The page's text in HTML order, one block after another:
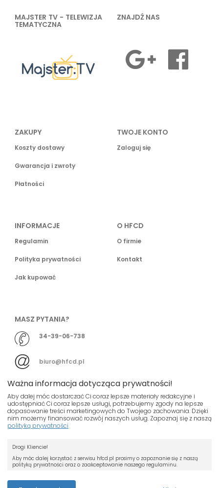
MAJSTER TV - TELEWIZJA
TEMATYCZNA
ZNAJDŹ NAS
ZAKUPY
Koszty dostawy
Gwarancja i zwroty
Płatności
TWOJE KONTO
Zaloguj się
INFORMACJE
Regulamin
Polityka prywatności
Jak kupować
O HFCD
O firmie
Kontakt
MASZ PYTANIA?
34-39-06-738
biuro@hfcd.pl
© HFCD - HF Centrum Dystrybucyjne- Wszelkie prawa
zapisywane na Twoim dysku zmień
ustawienia swojej przeglądarki.
Przeczytaj więcej o cookies
Ważna informacja dotycząca prywatności!
Aby dalej móc dostarczać Ci coraz lepsze materiały redakcyjne i
udostępniać Ci coraz lepsze usługi, potrzebujemy zgody na lepsze
dopasowanie treści marketingowych do Twojego zachowania. Dzięki
nim możemy finansować rozwój naszych usług. Zapoznaj się z naszą
polityką prywatności
Drogi Kliencie!
Aby móc dalej korzystać z serwisu hfcd.pl prosimy o zapoznanie się z naszą
polityką prywatności oraz o zaakceptowanie naszego regulaminu.